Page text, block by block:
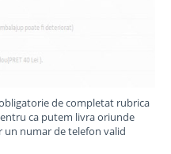
de completat rubrica
ca putem livra oriunde
un numar de telefon valid